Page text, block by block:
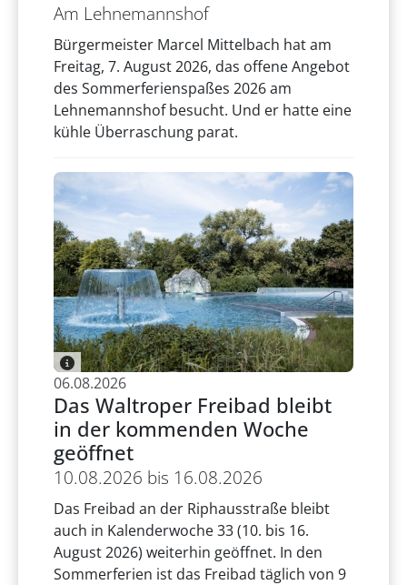
Am Lehnemannshof
Bürgermeister Marcel Mittelbach hat am
Freitag, 7. August 2026, das offene Angebot
des Sommerferienspaßes 2026 am
Lehnemannshof besucht. Und er hatte eine
kühle Überraschung parat.
06.08.2026
Das Waltroper Freibad bleibt
in der kommenden Woche
geöffnet
10.08.2026 bis 16.08.2026
Das Freibad an der Riphausstraße bleibt
auch in Kalenderwoche 33 (10. bis 16.
August 2026) weiterhin geöffnet. In den
Sommerferien ist das Freibad täglich von 9